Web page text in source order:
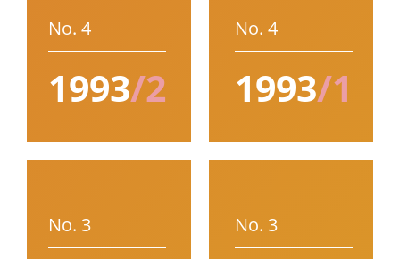
No. 4
1993/2
No. 4
1993/1
No. 3 No. 3